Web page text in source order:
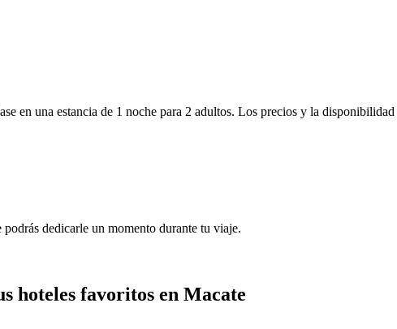
en una estancia de 1 noche para 2 adultos. Los precios y la
dedicarle un momento durante tu viaje.
hoteles favoritos en Macate